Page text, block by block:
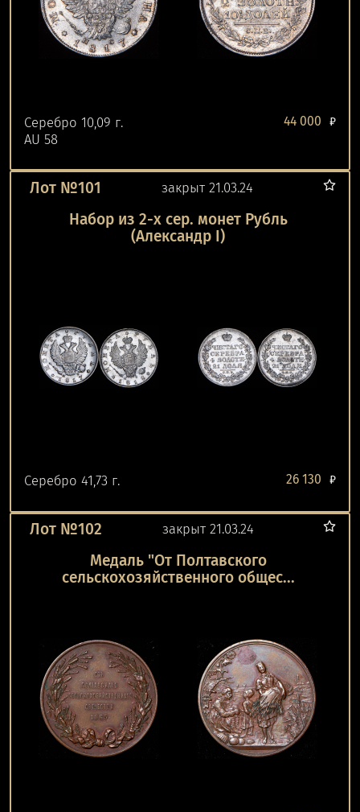
Серебро 10,09 г.
AU 58
44 000 ₽
Лот №101 закрыт 21.03.24
Набор из 2-х сер. монет Рубль
(Александр I)
Серебро 41,73 г. 26 130 ₽
Лот №102 закрыт 21.03.24
Медаль "От Полтавского
сельскохозяйственного общес...